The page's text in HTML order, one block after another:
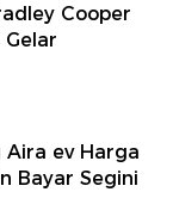
Cooper
Aira ev Harga
Bayar Segini